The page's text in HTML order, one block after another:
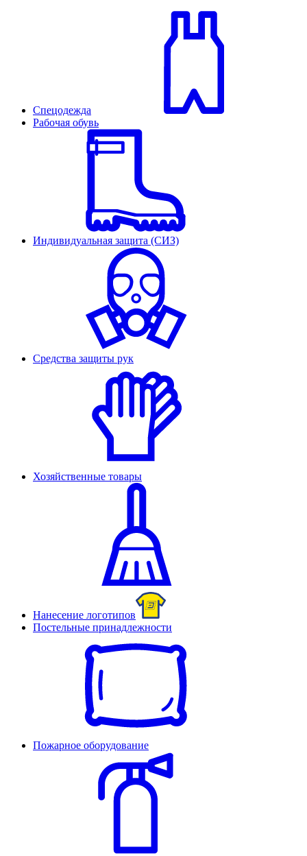
Спецодежда
Рабочая обувь
Индивидуальная защита (СИЗ)
Средства защиты рук
Хозяйственные товары
Нанесение логотипов
Постельные принадлежности
Пожарное оборудование